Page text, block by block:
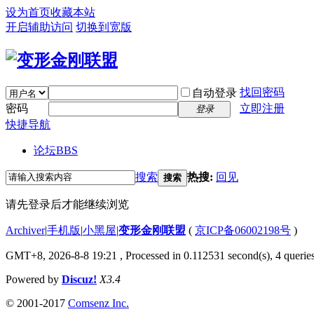
设为首页收藏本站
开启辅助访问 切换到宽版
自动登录 找回密码
密码
登录
立即注册
快捷导航
论坛BBS
搜索 搜索 热搜: 回见
请先登录后才能继续浏览
Archiver|手机版|小黑屋|变形金刚联盟 ( 京ICP备06002198号 )
GMT+8, 2026-8-8 19:21 , Processed in 0.112531 second(s), 4
Powered by Discuz! X3.4
© 2001-2017 Comsenz Inc.